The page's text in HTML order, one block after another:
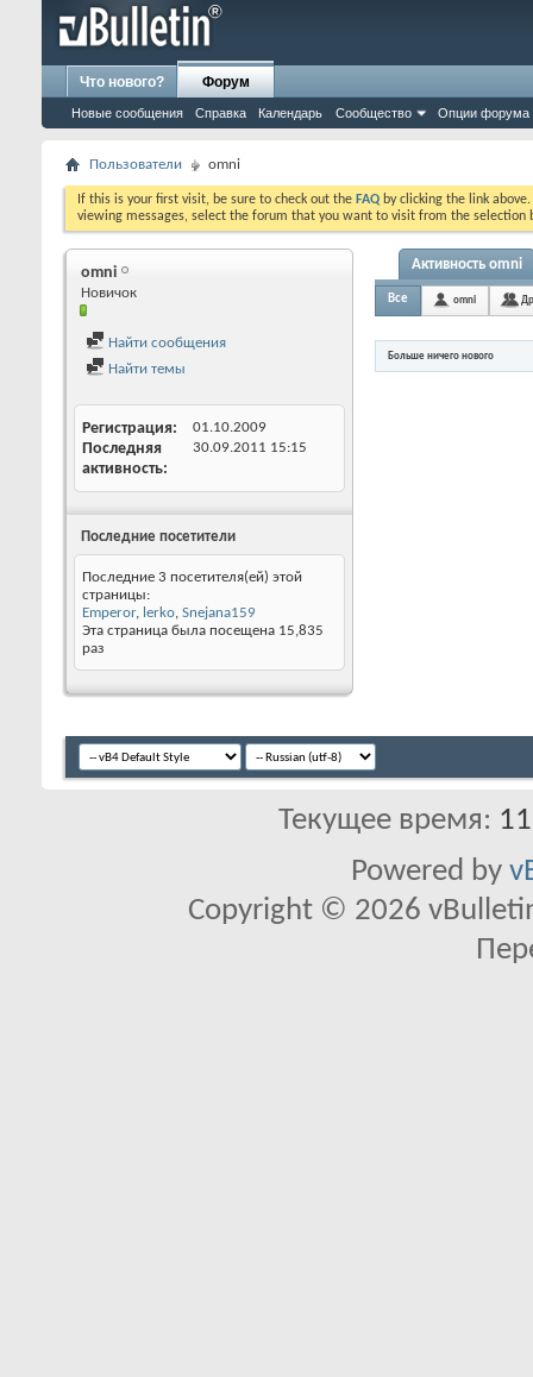
Что нового? Форум
Новые сообщения Справка Календарь Сообщество Опции форума
Пользователи omni
If this is your first visit, be sure to check out the FAQ by clicking the link
viewing messages, select the forum that you want to visit from the selection
omni
Новичок
Найти сообщения
Найти темы
Регистрация 01.10.2009
Последняя
активность
30.09.2011 15:15
Последние посетители
Последние 3 посетителя(ей) этой
страницы:
Emperor, lerko, Snejana159
Эта страница была посещена 15,835
раз
Активность omni
Все omni
Больше ничего нового
Текущее время:
Powered by
Copyright © 2026